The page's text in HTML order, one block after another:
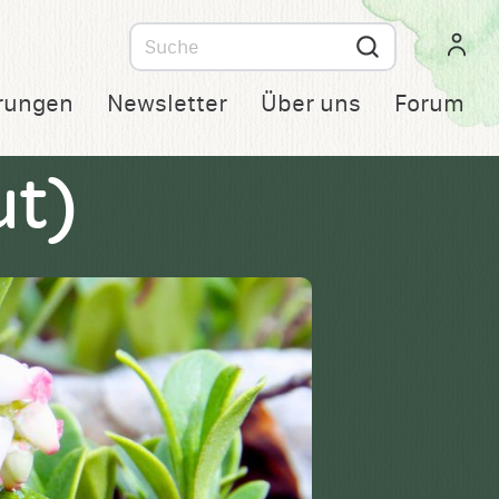
Suche
nach
Newsletter Über uns Forum